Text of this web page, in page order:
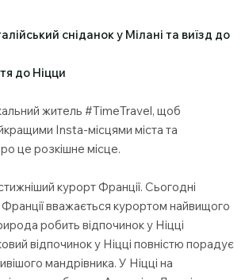
сніданок у Мілані та виїзд до
до Ніцци
житель #TimeTravel, щоб
Instа-місцями міста та
це розкішне місце.
курорт Франції. Сьогодні
вважається курортом найвищого
робить відпочинок у Ніцці
відпочинок у Ніцці повністю порадує
мандрівника. У Ніцці на